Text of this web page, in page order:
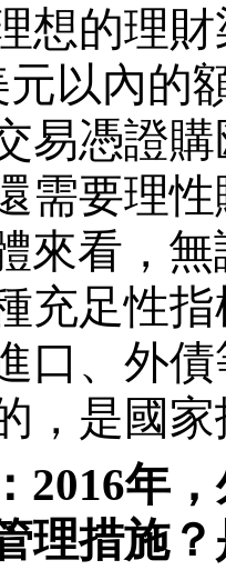
想的理
以內的
易憑證
需要理
來看，
充足性
口、外
，是國
2016年
理措施